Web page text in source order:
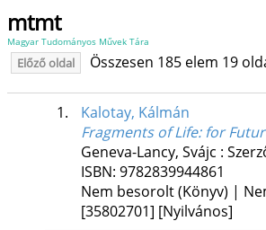
mtmt
Magyar Tudományos Művek Tára
Előző oldal Összesen 185 elem 19
1.
Kalotay, Kálmán
Fragments of Life: for
Geneva-Lancy, Svájc :
ISBN: 9782839944861
Nem besorolt (Könyv) |
[35802701] [Nyilvános]